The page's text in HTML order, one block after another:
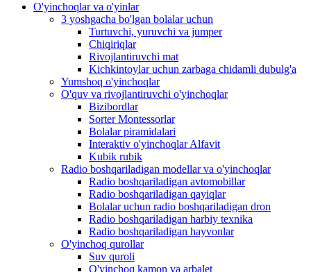
O'yinchoqlar va o'yinlar
3 yoshgacha bo'lgan bolalar uchun
Turtuvchi, yuruvchi va jumper
Chiqiriqlar
Rivojlantiruvchi mat
Kichkintoylar uchun zarbaga chidamli dubulg'a
Yumshoq o'yinchoqlar
O'quv va rivojlantiruvchi o'yinchoqlar
Bizibordlar
Sorter Montessorlar
Bolalar piramidalari
Interaktiv o'yinchoqlar Alfavit
Kubik rubik
Radio boshqariladigan modellar va o'yinchoqlar
Radio boshqariladigan avtomobillar
Radio boshqariladigan qayiqlar
Bolalar uchun radio boshqariladigan dron
Radio boshqariladigan harbiy texnika
Radio boshqariladigan hayvonlar
O'yinchoq qurollar
Suv quroli
O'yinchoq kamon va arbalet